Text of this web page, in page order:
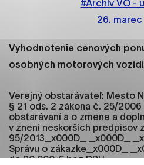
26. marec
#Archív VO -
Vyhodnotenie cenových
osobných motorových
Verejný obstarávateľ: Mesto
§ 21 ods. 2 zákona č. 25/
obstarávaní a o zmene a
v znení neskorších predpisov
95/2013_x000D_ _x000D_
Správu o zákazke_x000D_
do 20 000 € bez DPH
ako je navigácia na stránke
zabezpečeným oblastiam
fungovať.
Analytické cookies
Analytické cookies
stránok pochopiť, ako
používajú, aby mohol
ponúknuť im lepšiu
zbierajú anonymne a nie je
konkrétnou osobou.